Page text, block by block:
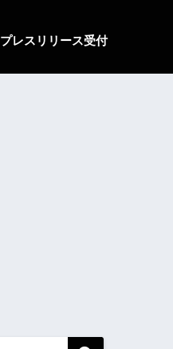
プレスリリース受付